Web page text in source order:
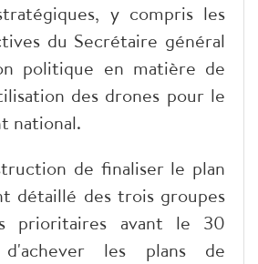
y compris les
du Secrétaire général
politique en matière de
des drones pour le
national.
de finaliser le plan
détaillé des trois groupes
prioritaires avant le 30
les plans de